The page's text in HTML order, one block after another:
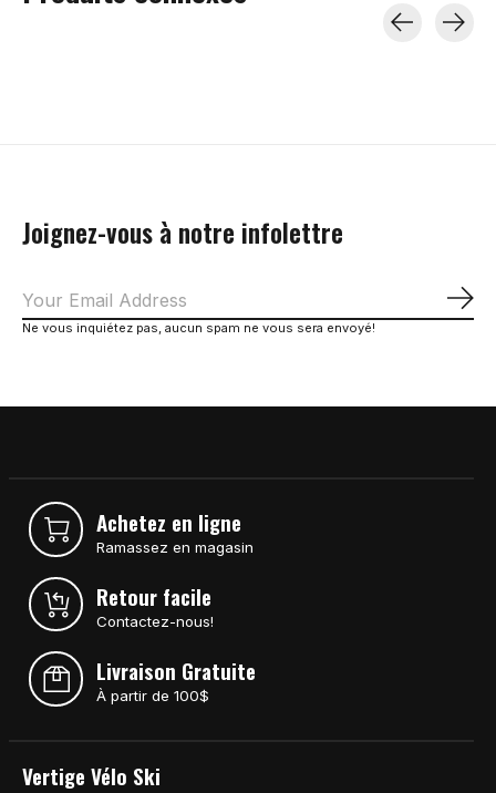
Joignez-vous à notre infolettre
Ne vous inquiétez pas, aucun spam ne vous sera envoyé!
Achetez en ligne
Ramassez en magasin
Retour facile
Contactez-nous!
Livraison Gratuite
À partir de 100$
Vertige Vélo Ski